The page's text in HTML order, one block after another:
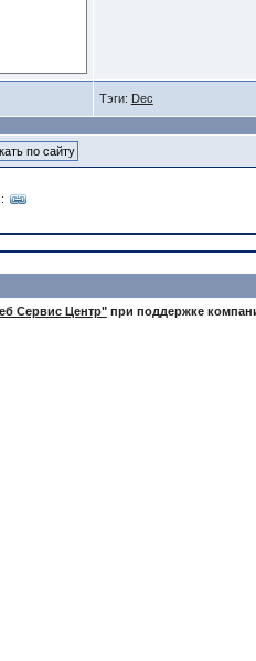
Тэги: Dec
Сервис Центр"при поддержке